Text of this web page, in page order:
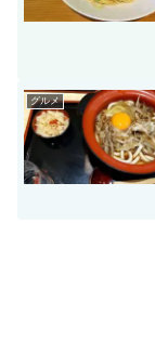
グルメ